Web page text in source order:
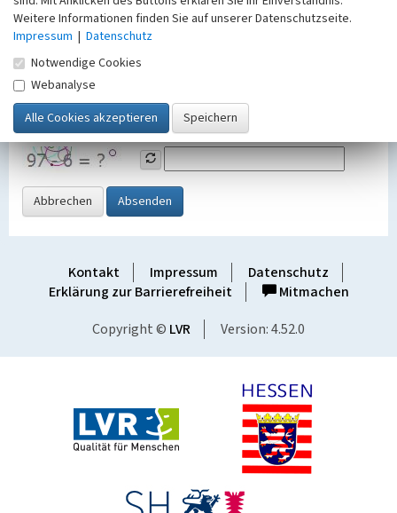
Nachricht
SicherheitsabfrageTragen Sie unten das Rechenergebnis aus der
Grafik ein
Abbrechen Absenden
Kontakt Impressum
Datenschutz
Erklärung zur Barrierefreiheit
Mitmachen
Copyright © LVR Version: 4.52.0
Weitere Informationen finden Sie auf unserer Datenschutzseite.
Impressum | Datenschutz
Notwendige Cookies
Webanalyse